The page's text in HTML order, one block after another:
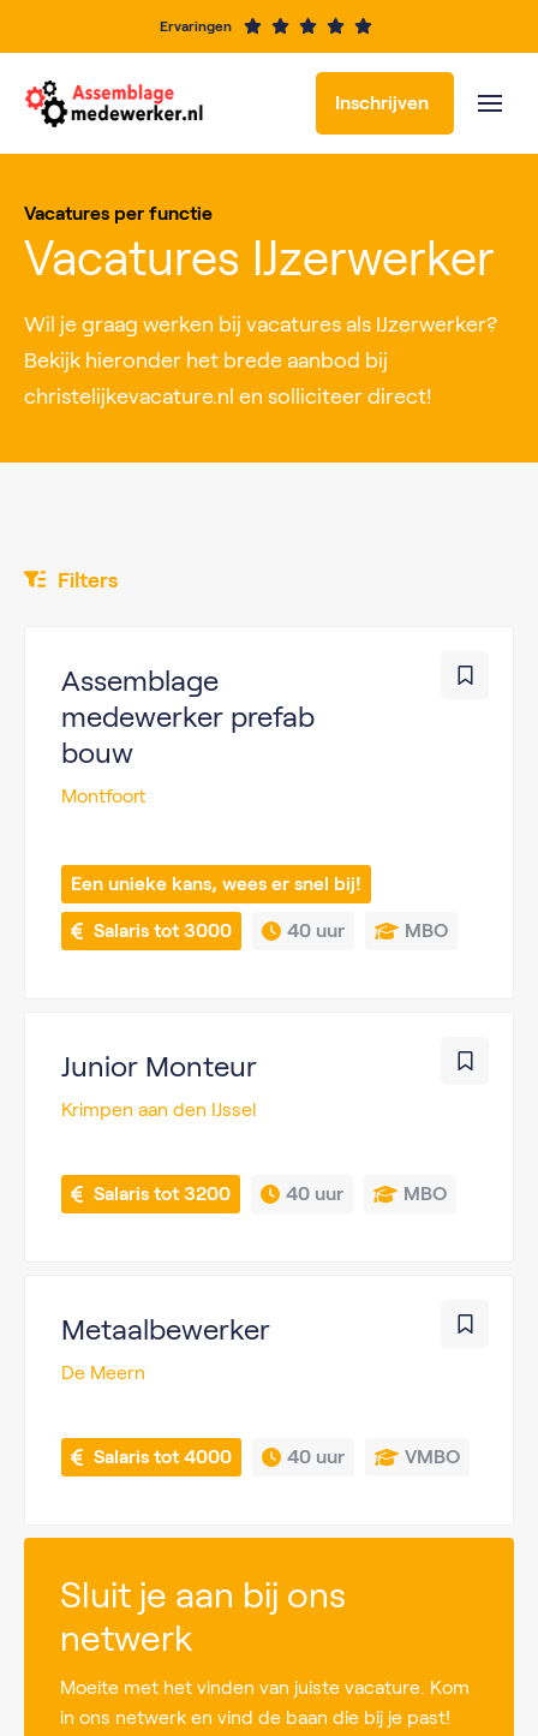
Ervaringen
Inschrijven
Vacatures per functie
Vacatures IJzerwerker
Wil je graag werken bij vacatures als IJzerwerker?
Bekijk hieronder het brede aanbod bij
christelijkevacature.nl en solliciteer direct!
Filters
Assemblage
medewerker prefab
bouw
Montfoort
Een unieke kans, wees er snel bij!
Salaris tot 3000 40 uur MBO
Junior Monteur
Krimpen aan den IJssel
Salaris tot 3200 40 uur MBO
Metaalbewerker
De Meern
Salaris tot 4000 40 uur VMBO
Sluit je aan bij ons
netwerk
Moeite met het vinden van juiste vacature. Kom
in ons netwerk en vind de baan die bij je past!